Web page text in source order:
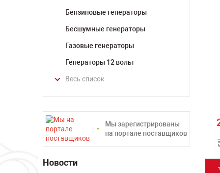
Бензиновые генераторы
Бесшумные генераторы
Газовые генераторы
Генераторы 12 вольт
Весь список
Мы зарегистрированы
на портале поставщиков
Новости